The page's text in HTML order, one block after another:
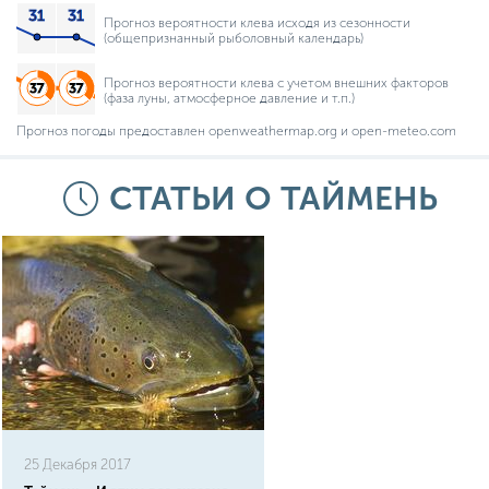
Прогноз вероятности клева исходя из сезонности
(общепризнанный рыболовный календарь)
Прогноз вероятности клева с учетом внешних факторов
(фаза луны, атмосферное давление и т.п.)
Прогноз погоды предоставлен openweathermap.org и open-meteo.com
СТАТЬИ О ТАЙМЕНЬ
25 Декабря 2017